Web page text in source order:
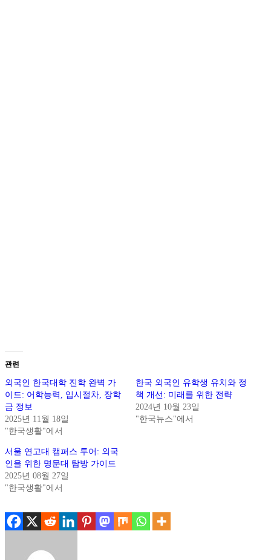
관련
외국인 한국대학 진학 완벽 가
이드: 어학능력, 입시절차, 장학
금 정보
2025년 11월 18일
"한국생활"에서
한국 외국인 유학생 유치와 정
책 개선: 미래를 위한 전략
2024년 10월 23일
"한국뉴스"에서
서울 연고대 캠퍼스 투어: 외국
인을 위한 명문대 탐방 가이드
2025년 08월 27일
"한국생활"에서